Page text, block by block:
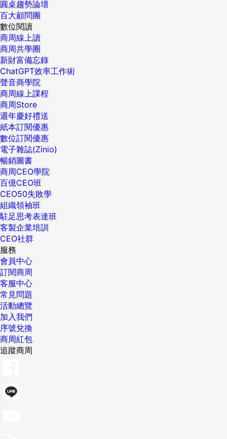
圓桌趨勢論壇
百大顧問團
數位閱讀
商周線上讀
商周共學圈
新財富備忘錄
ChatGPT效率工作術
聲音商學院
商周線上課程
商周Store
週年慶好禮送
紙本訂閱優惠
數位訂閱優惠
電子雜誌(Zinio)
暢銷圖書
商周CEO學院
百億CEO班
CEO50失敗學
組織領袖班
駐足思考表達班
客製企業培訓
CEO社群
服務
會員中心
訂閱商周
客服中心
常見問題
活動總覽
加入我們
序號兌換
商周紅包
追蹤商周